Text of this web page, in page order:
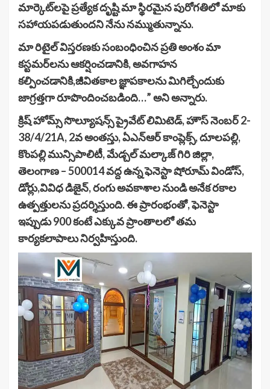
మార్కెట్‌లపై ప్రత్యేక దృష్టి మా స్థిరమైన పురోగతిలో మాకు
సహాయపడుతుందని నేను నమ్ముతున్నాను.
మా రిటైల్ విస్తరణకు సంబంధించిన ప్రతి అంశం మా
కస్టమర్‌లను ఆకర్షించడానికి, అవగాహన
కల్పించడానికి,జీవితకాల జ్ఞాపకాలను మిగిల్చేందుకు
జాగ్రత్తగా రూపొందించబడింది…” అని అన్నారు.
క్రిష్ హోమ్స్ సొల్యూషన్స్ ప్రైవేట్ లిమిటెడ్, హౌస్ నెంబర్ 2-
38/4/21A, 2వ అంతస్తు, ఏఎన్ఆర్ కాంప్లెక్స్, దూలపల్లి,
కొంపల్లి మున్సిపాలిటీ, మేడ్చల్ మల్కాజ్ గిరి జిల్లా,
తెలంగాణ – 500014 వద్ద ఉన్న ఫెనెస్టా షోరూమ్ విండోస్,
డోర్లు,వివిధ డిజైన్, రంగు అవకాశాల నుండి అనేక రకాల
ఉత్పత్తులను ప్రదర్శిస్తుంది. ఈ ప్రారంభంతో, ఫెనెస్టా
ఇప్పుడు 900 కంటే ఎక్కువ ప్రాంతాలలో తమ
కార్యకలాపాలు నిర్వహిస్తుంది.